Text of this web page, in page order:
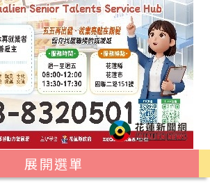
展開選單